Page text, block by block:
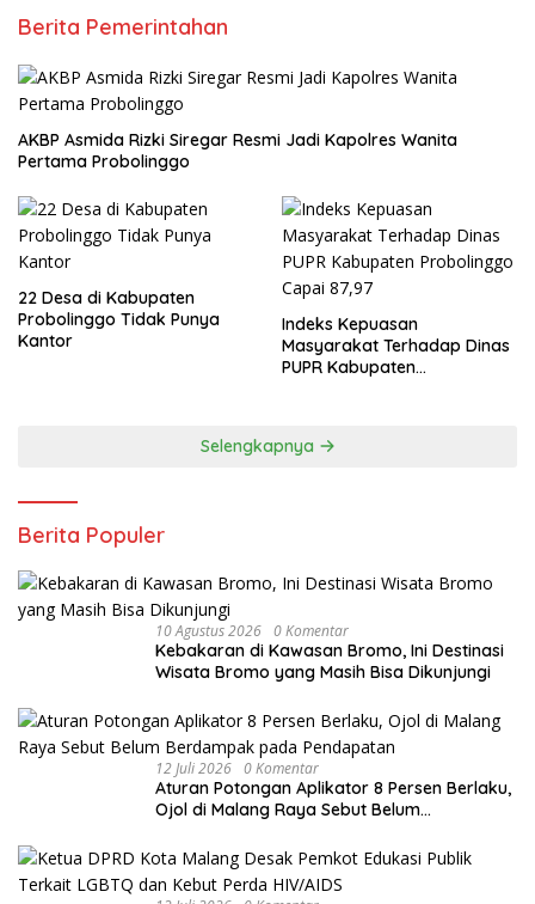
Berita Pemerintahan
AKBP Asmida Rizki Siregar Resmi Jadi Kapolres Wanita
Pertama Probolinggo
22 Desa di Kabupaten
Probolinggo Tidak Punya
Kantor
Indeks Kepuasan
Masyarakat Terhadap Dinas
PUPR Kabupaten
Selengkapnya
Berita Populer
10 Agustus 2026 0 Komentar
Kebakaran di Kawasan Bromo, Ini Destinasi
Wisata Bromo yang Masih Bisa Dikunjungi
12 Juli 2026 0 Komentar
Aturan Potongan Aplikator 8 Persen Berlaku,
Ojol di Malang Raya Sebut Belum